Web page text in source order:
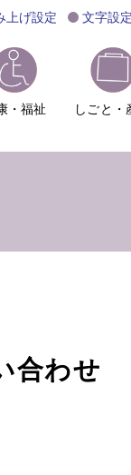
上げ設定 文字設定
・福祉 しごと・
合わせ